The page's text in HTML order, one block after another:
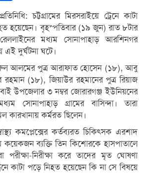
চট্টগ্রামের মিরসরাইয়ে ট্রেনে কাটা
হয়েছেন। বৃহস্পতিবার (১৯ জুন) রাত ৮টার
রেললাইনের মধ্যম সোনাপাহাড় আরশিনগর
এই দুর্ঘটনা ঘটে।
আলমের পুত্র আরাফাত হোসেন (১৮), আবু
রহমান (১৮), জিয়াউর রহমানের পুত্র রিয়াজ
উপজেলার ৩ নম্বর জোরারগঞ্জ ইউনিয়নের
সোনাপাহাড় গ্রামের বাসিন্দা। তারা
কারখানায় কর্মরত ছিলেন।
কমপ্লেক্সের কর্তব্যরত চিকিৎসক এরশাদ
কয়েকজন ব্যক্তি তিন কিশোরকে হাসপাতালে
নিরীক্ষা করে তাদের মৃত ঘোষণা
কাটা পড়ে নিহত হয়েছেন কি না সে বিষয়ে